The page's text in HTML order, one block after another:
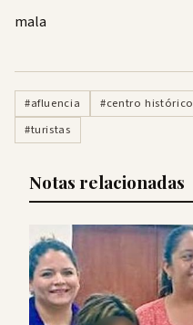
mala
#afluencia #centro histórico
#turistas
Notas relacionadas